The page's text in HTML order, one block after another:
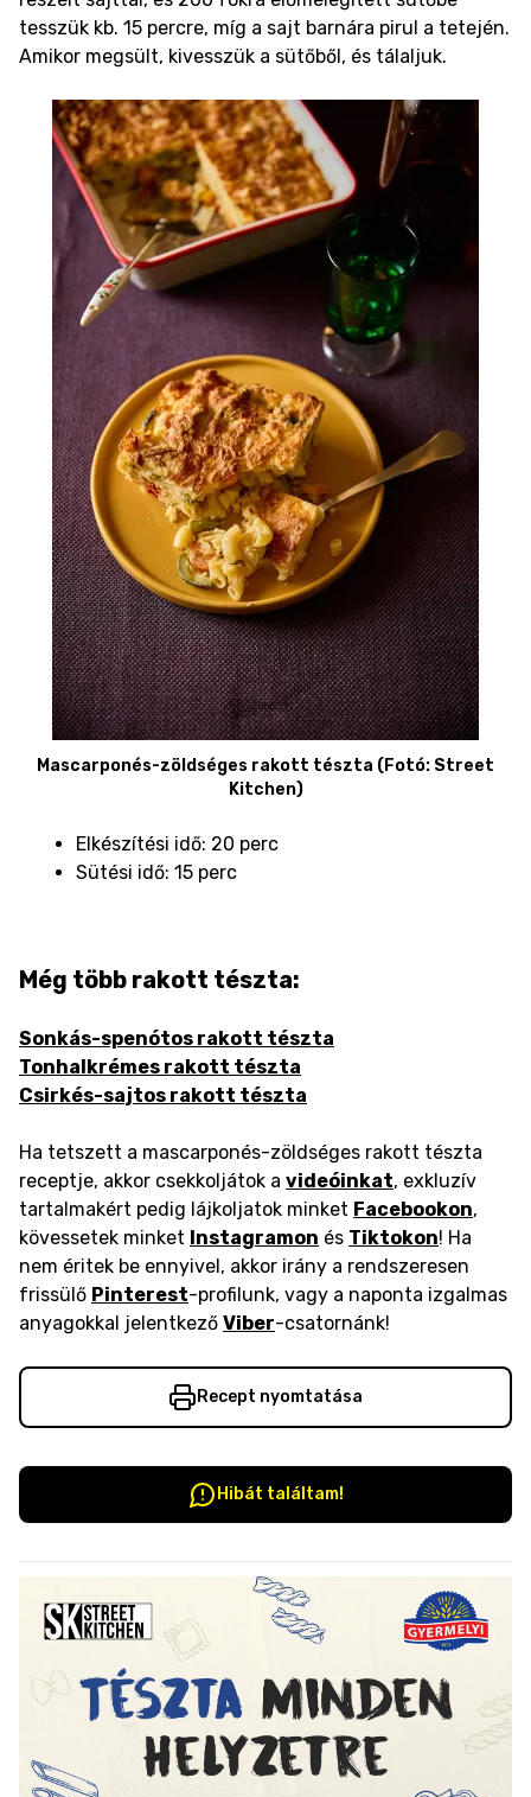
tesszük kb. 15 percre, míg a sajt barnára pirul a tetején.
Amikor megsült, kivesszük a sütőből, és tálaljuk.
Mascarponés-zöldséges rakott tészta (Fotó: Street
Kitchen)
Elkészítési idő: 20 perc
Sütési idő: 15 perc
Még több rakott tészta:
Sonkás-spenótos rakott tészta
Tonhalkrémes rakott tészta
Csirkés-sajtos rakott tészta
Ha tetszett a mascarponés-zöldséges rakott tészta
receptje, akkor csekkoljátok a videóinkat, exkluzív
tartalmakért pedig lájkoljatok minket Facebookon,
kövessetek minket Instagramon és Tiktokon! Ha
nem éritek be ennyivel, akkor irány a rendszeresen
frissülő Pinterest-profilunk, vagy a naponta izgalmas
anyagokkal jelentkező Viber-csatornánk!
Recept nyomtatása
Hibát találtam!